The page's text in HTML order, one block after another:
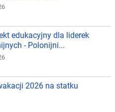
edukacyjny dla liderek
- Polonijni...
2026 na statku